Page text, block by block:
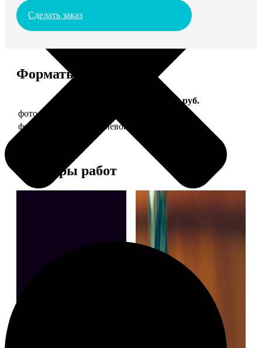
Сделать заказ
Форматы и цены
Цена, руб.
фото 30х40 в деревянной рамке
фото 30х40 в алюминиевой рамке
Примеры работ